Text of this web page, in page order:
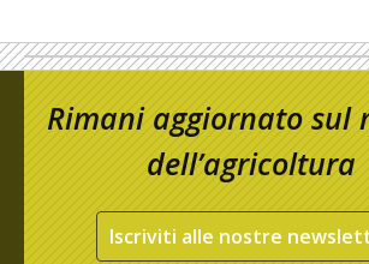
Rimani aggiornato sul
dell’agricoltura
Iscriviti alle nostre